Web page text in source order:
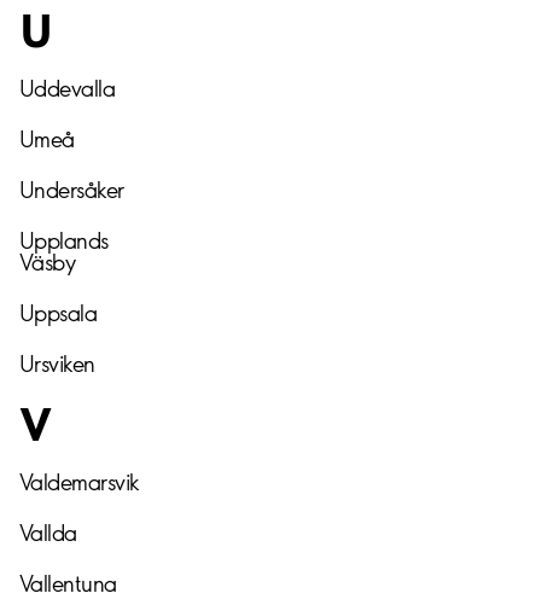
U
Uddevalla
Umeå
Undersåker
Upplands
Väsby
Uppsala
Ursviken
V
Valdemarsvik
Vallda
Vallentuna